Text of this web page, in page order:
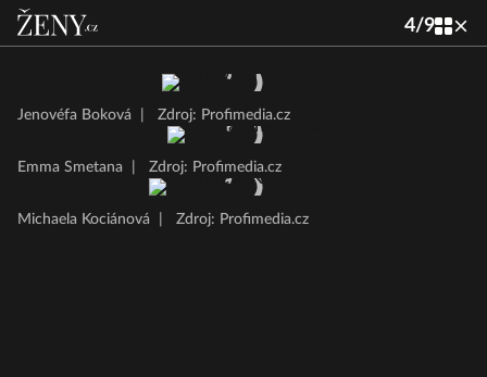
4/9
Jenovéfa Boková Zdroj: Profimedia.cz
Emma Smetana Zdroj: Profimedia.cz
Michaela Kociánová Zdroj: Profimedia.cz